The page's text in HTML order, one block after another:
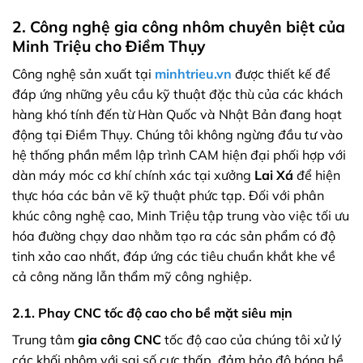
2. Công nghệ gia công nhôm chuyên biệt của
Minh Triệu cho Điềm Thụy
Công nghệ sản xuất tại minhtrieu.vn được thiết kế để
đáp ứng những yêu cầu kỹ thuật đặc thù của các khách
hàng khó tính đến từ Hàn Quốc và Nhật Bản đang hoạt
động tại Điềm Thụy. Chúng tôi không ngừng đầu tư vào
hệ thống phần mềm lập trình CAM hiện đại phối hợp với
dàn máy móc cơ khí chính xác tại xưởng Lai Xá để hiện
thực hóa các bản vẽ kỹ thuật phức tạp. Đối với phân
khúc công nghệ cao, Minh Triệu tập trung vào việc tối ưu
hóa đường chạy dao nhằm tạo ra các sản phẩm có độ
tinh xảo cao nhất, đáp ứng các tiêu chuẩn khắt khe về
cả công năng lẫn thẩm mỹ công nghiệp.
2.1. Phay CNC tốc độ cao cho bề mặt siêu mịn
Trung tâm gia công CNC tốc độ cao của chúng tôi xử lý